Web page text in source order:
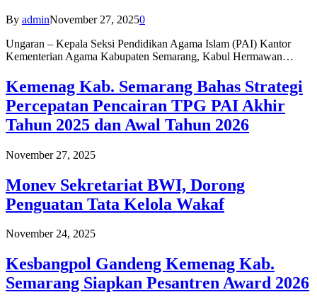
By adminNovember 27, 20250
Ungaran – Kepala Seksi Pendidikan Agama Islam (PAI) Kantor
Kementerian Agama Kabupaten Semarang, Kabul Hermawan…
Kemenag Kab. Semarang Bahas Strategi
Percepatan Pencairan TPG PAI Akhir
Tahun 2025 dan Awal Tahun 2026
November 27, 2025
Monev Sekretariat BWI, Dorong
Penguatan Tata Kelola Wakaf
November 24, 2025
Kesbangpol Gandeng Kemenag Kab.
Semarang Siapkan Pesantren Award 2026